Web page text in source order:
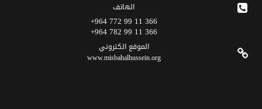
الهاتف
366 11 99 772 964+
366 11 99 782 964+
الموقع الکتروني
www.misbahalhussein.org